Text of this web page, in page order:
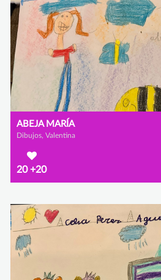
ABEJA MARÍA
Dibujos, Valentina
20+20